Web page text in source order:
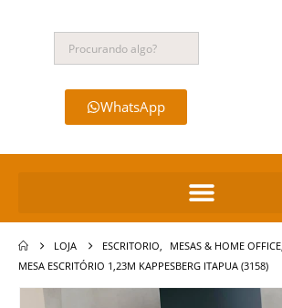
WhatsApp
LOJA ESCRITORIO MESAS & HOME OFFICE
MESA ESCRITÓRIO 1,23M KAPPESBERG ITAPUA (3158)